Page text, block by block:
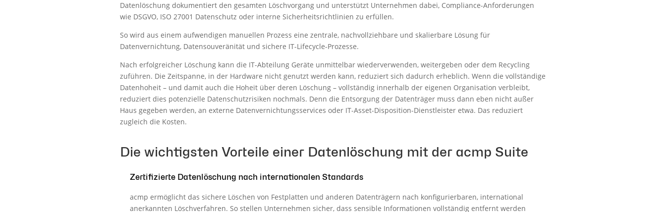
Datenlöschung dokumentiert den gesamten Löschvorgang und unterstützt Unternehmen dabei, Compliance-Anforderungen
wie DSGVO, ISO 27001 Datenschutz oder interne Sicherheitsrichtlinien zu erfüllen.
So wird aus einem aufwendigen manuellen Prozess eine zentrale, nachvollziehbare und skalierbare Lösung für
Datenvernichtung, Datensouveränität und sichere IT-Lifecycle-Prozesse.
Nach erfolgreicher Löschung kann die IT-Abteilung Geräte unmittelbar wiederverwenden, weitergeben oder dem Recycling
zuführen. Die Zeitspanne, in der Hardware nicht genutzt werden kann, reduziert sich dadurch erheblich. Wenn die vollständige
Datenhoheit – und damit auch die Hoheit über deren Löschung – vollständig innerhalb der eigenen Organisation verbleibt,
reduziert dies potenzielle Datenschutzrisiken nochmals. Denn die Entsorgung der Datenträger muss dann eben nicht außer
Haus gegeben werden, an externe Datenvernichtungsservices oder IT-Asset-Disposition-Dienstleister etwa. Das reduziert
zugleich die Kosten.
Die wichtigsten Vorteile einer Datenlöschung mit der acmp Suite
Zertifizierte Datenlöschung nach internationalen Standards
acmp ermöglicht das sichere Löschen von Festplatten und anderen Datenträgern nach konfigurierbaren, international
anerkannten Löschverfahren. So stellen Unternehmen sicher, dass sensible Informationen vollständig entfernt werden